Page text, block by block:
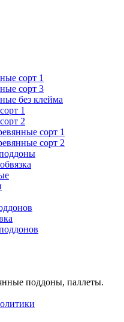
сорт 1
сорт 3
без клейма
1
2
сорт 1
сорт 2
поддоны, паллеты.